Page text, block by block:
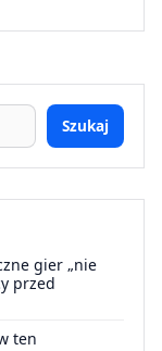
Szukaj
gier „nie
przed
ten